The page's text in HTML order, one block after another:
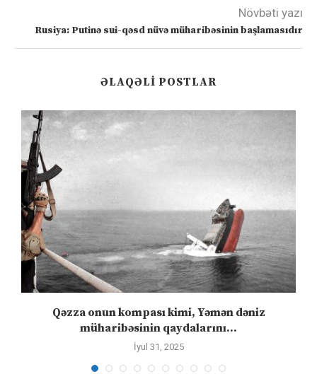
Növbəti yazı
Rusiya: Putinə sui-qəsd nüvə müharibəsinin başlamasıdır
ƏLAQƏLI POSTLAR
Qəzza onun kompası kimi, Yəmən dəniz
müharibəsinin qaydalarını...
İyul 31, 2025